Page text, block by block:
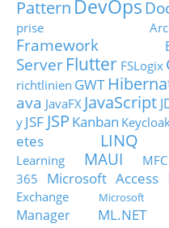
Pattern DevOps
prise
Framework
Server Flutter FSLogix
richtlinien GWT
ava JavaFX JavaScript
y JSF JSP Kanban
etes
LINQ
Learning
MAUI MFC
365
Microsoft Access
Exchange
Microsoft
Manager
ML.NET